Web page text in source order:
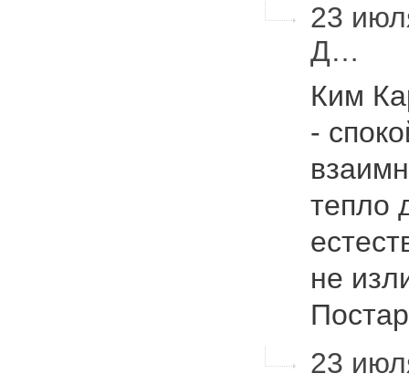
23
Д…
Ким
-
тепло
не
23